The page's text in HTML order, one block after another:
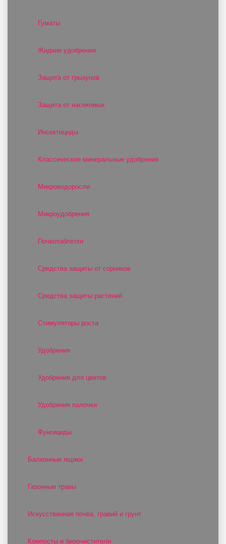
Гуматы
Жидкие удобрения
Защита от грызунов
Защита от насекомых
Инсектициды
Классические минеральные удобрения
Микроводоросли
Микроудобрения
Почвотаблетки
Средства защиты от сорняков
Средства защиты растений
Стимуляторы роста
Удобрения
Удобрения для цветов
Удобрения палочки
Фунгициды
Балконные ящики
Газонные травы
Искусственная почва, гравий и грунт
Компосты и биоочистители